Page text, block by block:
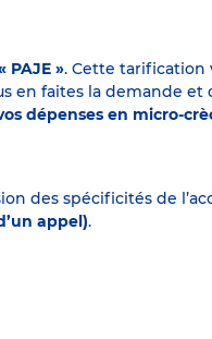
». Cette tarification
en faites la demande
dépenses en micro-
des spécificités de
appel).